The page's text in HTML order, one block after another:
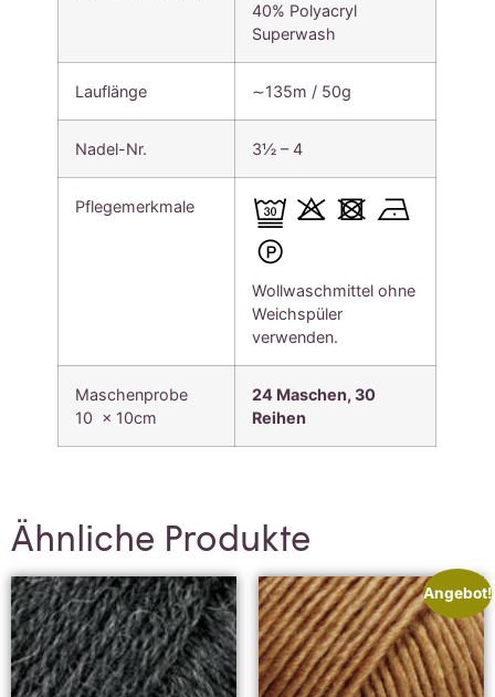
40% Polyacryl
Superwash
Lauflänge ∼135m / 50g
Nadel-Nr. 3½ – 4
Pflegemerkmale
Wollwaschmittel ohne
Weichspüler
verwenden.
Maschenprobe
10 x 10cm
24 Maschen, 30
Reihen
Ähnliche Produkte
Angebot!